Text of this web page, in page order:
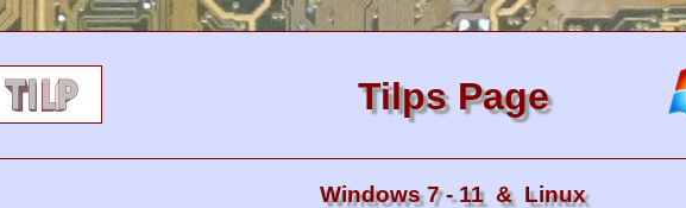
Tilps Page
Windows 7 - 11 & Linux